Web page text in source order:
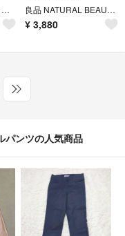
VANRＹBブラウスとナチュラルビューティベーシックリブパンツ 良品 NATURAL BEAUTY BASIC パンツ S グレー 無地
¥ 3,880
パンツの人気商品